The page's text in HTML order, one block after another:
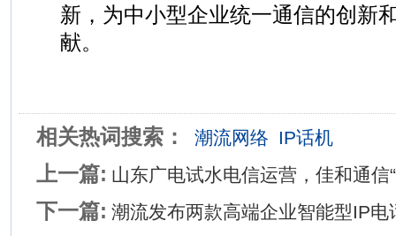
新，为中小型企业统一通信的创新
献。
相关热词搜索： 潮流网络 IP话机
上一篇: 山东广电试水电信运营，佳和通信
下一篇: 潮流发布两款高端企业智能型IP电